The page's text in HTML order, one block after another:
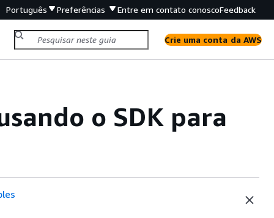
Português Preferências Entre em contato conoscoFeedback
Crie uma conta da AWS
o SDK para